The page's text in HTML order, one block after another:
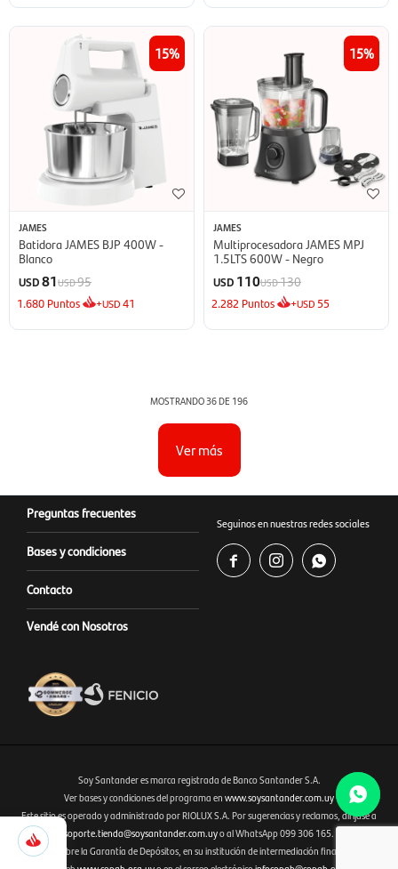
Selecciona
la
809
Cerrar
15
JAMES
Batidora JAMES BJP 400W -
Blanco
USD81USD95
1.680 Puntos +USD41
15
JAMES
Multiprocesadora JAMES MPJ
1.5LTS 600W - Negro
USD 110USD130
2.282 Puntos +USD 55
MOSTRANDO 36DE 196
Ver más
Preguntas frecuentes
Bases y condiciones
Contacto
Vendé con Nosotros
Seguinos en nuestras redes sociales
  
Fenicio eCommerce Uruguay
Soy Santander es marca registrada de Banco Santander S.A.
Ver bases y condiciones del programa en www.soysantander.com.uy
Este sitio es operado y administrado por RIOLUX S.A. Por sugerencias y reclamos, diríjase a
soporte.tienda@soysantander.com.uyo al WhatsApp 099 306 165.
Infórmese sobre la Garantía de Depósitos, en su institución de intermediación financiera, en el